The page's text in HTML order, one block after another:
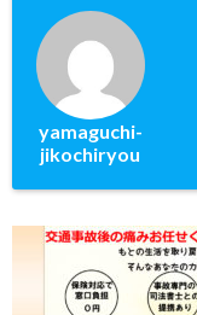
yamaguchi-
jikochiryou